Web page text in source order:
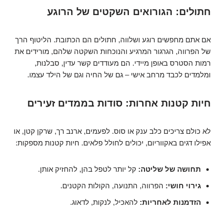
חתולים: הגורואים השקטים של הרוגע
אם אתם מחפשים רוגע ושלווה, חתולים הם הכתובת. הליטוף הרך
של הפרווה, הגרגור המרגיע והנוכחות השקטה שלהם, מורידים את
רמות הסטרס באופן מיידי. הם מעודדים קשר עדין, סבלנות,
ומלמדים לכבד מרחב אישי – גם של החיה וגם של הילד עצמו.
חיות קטנות אחרות: סודות בממדים זעירים
לא כולם צריכים כלב ענק או סוס. לפעמים, ארנב רך, שרקן קטן, או
אפילו דגים באקווריום, יכולים לחולל פלאים. חיות קטנות מספקות:
תחושה של שליטה: קל יותר לטפל בהן, להחזיק אותן.
גירוי חושי: הפרווה, התנועה, הקולות הקטנים.
הזדמנות לאחריות: להאכיל, לנקות, לדאוג.